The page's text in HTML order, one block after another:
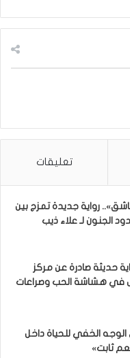
تعليقات
رواية جديدة تمزج بين
الجنون لـ علاء ذيب
حديثة صادرة عن مركز
في هشاشة الحب وصراعات
الخفي للحياة داخل
ثابت»